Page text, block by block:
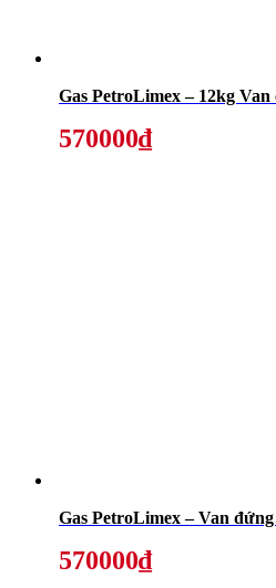
Gas PetroLimex – 12kg Van
570000₫
Gas PetroLimex – Van
570000₫